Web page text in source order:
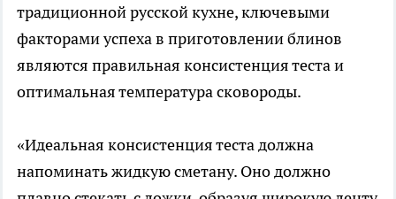
традиционной русской кухне, ключевыми
факторами успеха в приготовлении блинов
являются правильная консистенция теста и
оптимальная температура сковороды.
«Идеальная консистенция теста должна
напоминать жидкую сметану. Оно должно